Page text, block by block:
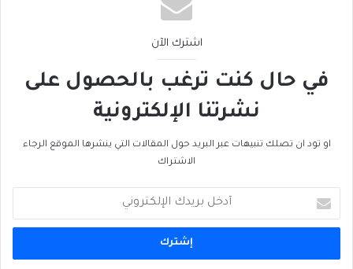
اشترك الآن
في حال كنت ترغب بالحصول على
نشرتنا الإلكترونية
او تود ان تصلك تنبيهات عبر البريد حول المقالات التي ينشرها الموقع الرجاء
الاشتراك
بريدك
الإلكتروني